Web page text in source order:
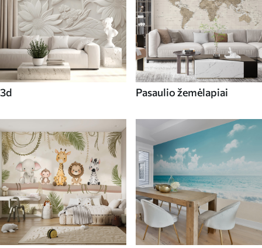
3d Pasaulio žemėlapiai